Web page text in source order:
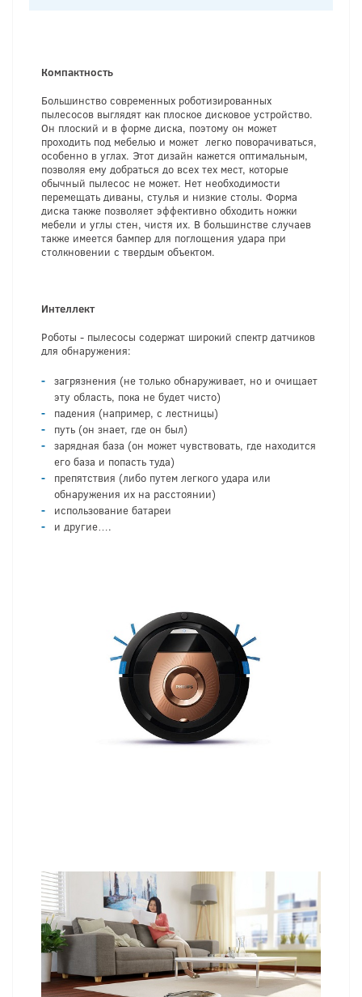
Компактность
Большинство современных роботизированных
пылесосов выглядят как плоское дисковое устройство.
Он плоский и в форме диска, поэтому он может
проходить под мебелью и может легко поворачиваться,
особенно в углах. Этот дизайн кажется оптимальным,
позволяя ему добраться до всех тех мест, которые
обычный пылесос не может. Нет необходимости
перемещать диваны, стулья и низкие столы. Форма
диска также позволяет эффективно обходить ножки
мебели и углы стен, чистя их. В большинстве случаев
также имеется бампер для поглощения удара при
столкновении с твердым объектом.
Интеллект
Роботы - пылесосы содержат широкий спектр датчиков
для обнаружения:
загрязнения (не только обнаруживает, но и очищает
эту область, пока не будет чисто)
падения (например, с лестницы)
путь (он знает, где он был)
зарядная база (он может чувствовать, где находится
его база и попасть туда)
препятствия (либо путем легкого удара или
обнаружения их на расстоянии)
использование батареи
и другие….